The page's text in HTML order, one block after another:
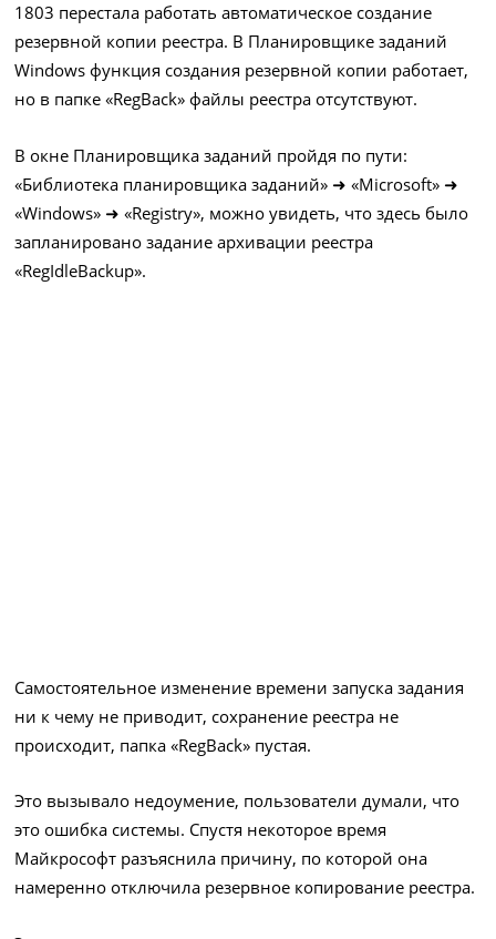
1803 перестала работать автоматическое создание
резервной копии реестра. В Планировщике заданий
Windows функция создания резервной копии работает,
но в папке «RegBack» файлы реестра отсутствуют.
В окне Планировщика заданий пройдя по пути:
«Библиотека планировщика заданий» ➜ «Microsoft» ➜
«Windows» ➜ «Registry», можно увидеть, что здесь было
запланировано задание архивации реестра
«RegIdleBackup».
Самостоятельное изменение времени запуска задания
ни к чему не приводит, сохранение реестра не
происходит, папка «RegBack» пустая.
Это вызывало недоумение, пользователи думали, что
это ошибка системы. Спустя некоторое время
Майкрософт разъяснила причину, по которой она
намеренно отключила резервное копирование реестра.